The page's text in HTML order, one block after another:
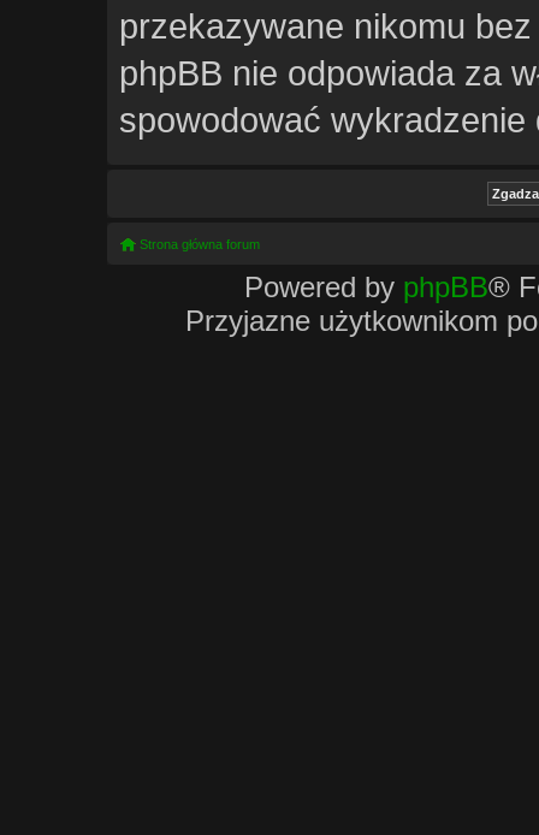
przekazywane nikomu bez
phpBB nie odpowiada za
spowodować wykradzenie
Strona główna forum
Powered by phpBB®
Przyjazne użytkownikom